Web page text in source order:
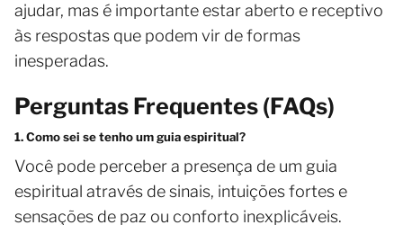
ajudar, mas é importante estar aberto e receptivo
às respostas que podem vir de formas
inesperadas.
Perguntas Frequentes (FAQs)
1. Como sei se tenho um guia espiritual?
Você pode perceber a presença de um guia
espiritual através de sinais, intuições fortes e
sensações de paz ou conforto inexplicáveis.